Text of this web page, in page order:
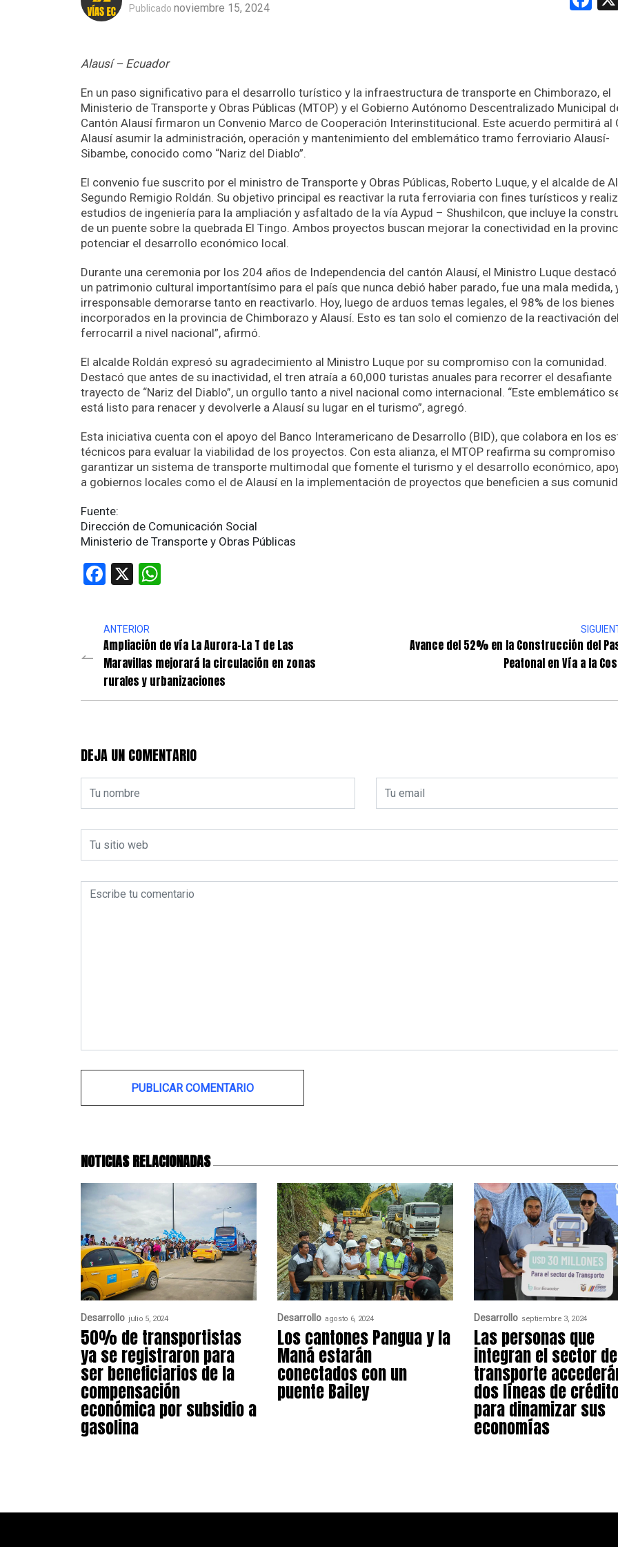
Publicado noviembre 15, 2024
Alausí – Ecuador
En un paso significativo para el desarrollo turístico y la infraestructura de transporte en Chimborazo, el
Ministerio de Transporte y Obras Públicas (MTOP) y el Gobierno Autónomo Descentralizado Municipal
Cantón Alausí firmaron un Convenio Marco de Cooperación Interinstitucional. Este acuerdo permitirá al
Alausí asumir la administración, operación y mantenimiento del emblemático tramo ferroviario Alausí-
Sibambe, conocido como “Nariz del Diablo”.
El convenio fue suscrito por el ministro de Transporte y Obras Públicas, Roberto Luque, y el alcalde de
Segundo Remigio Roldán. Su objetivo principal es reactivar la ruta ferroviaria con fines turísticos y
estudios de ingeniería para la ampliación y asfaltado de la vía Aypud – Shushilcon, que incluye la
de un puente sobre la quebrada El Tingo. Ambos proyectos buscan mejorar la conectividad en la
potenciar el desarrollo económico local.
Durante una ceremonia por los 204 años de Independencia del cantón Alausí, el Ministro Luque destacó
un patrimonio cultural importantísimo para el país que nunca debió haber parado, fue una mala medida,
irresponsable demorarse tanto en reactivarlo. Hoy, luego de arduos temas legales, el 98% de los bienes
incorporados en la provincia de Chimborazo y Alausí. Esto es tan solo el comienzo de la reactivación del
ferrocarril a nivel nacional”, afirmó.
El alcalde Roldán expresó su agradecimiento al Ministro Luque por su compromiso con la comunidad.
Destacó que antes de su inactividad, el tren atraía a 60,000 turistas anuales para recorrer el desafiante
trayecto de “Nariz del Diablo”, un orgullo tanto a nivel nacional como internacional. “Este emblemático
está listo para renacer y devolverle a Alausí su lugar en el turismo”, agregó.
Esta iniciativa cuenta con el apoyo del Banco Interamericano de Desarrollo (BID), que colabora en los
técnicos para evaluar la viabilidad de los proyectos. Con esta alianza, el MTOP reafirma su compromiso
garantizar un sistema de transporte multimodal que fomente el turismo y el desarrollo económico,
a gobiernos locales como el de Alausí en la implementación de proyectos que beneficien a sus
Fuente:
Dirección de Comunicación Social
Ministerio de Transporte y Obras Públicas
Facebook
X
ANTERIOR
Ampliación de vía La Aurora-La T de Las
Maravillas mejorará la circulación en zonas
rurales y urbanizaciones
Avance del 52% en la Construcción del
Peatonal en Vía a la
DEJA UN COMENTARIO
NOTICIAS RELACIONADAS
Desarrollo julio 5, 2024
50% de transportistas
ya se registraron para
ser beneficiarios de la
compensación
económica por subsidio a
gasolina
Desarrollo agosto 6, 2024
Los cantones Pangua y la
Maná estarán
conectados con un
puente Bailey
Desarrollo septiembre 3, 2024
Las personas que
integran el sector
transporte
dos líneas de
para dinamizar sus
economías